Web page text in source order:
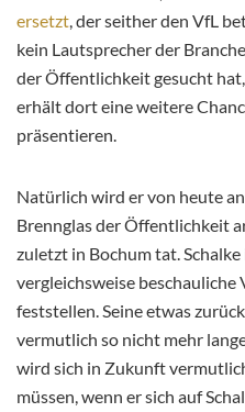
ersetzt , der seither den VfL
kein Lautsprecher der
der Öffentlichkeit gesucht
erhält dort eine weitere
präsentieren.
Natürlich wird er von heute
Brennglas der Öffentlichkeit
zuletzt in Bochum tat.
vergleichsweise beschauliche
feststellen. Seine etwas
vermutlich so nicht mehr
wird sich in Zukunft
müssen, wenn er sich auf